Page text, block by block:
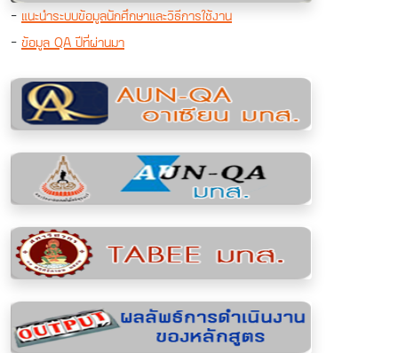
- แนะนำระบบข้อมูลนักศึกษาและวิธีการใช้งาน
- ข้อมูล QA ปีที่ผ่านมา